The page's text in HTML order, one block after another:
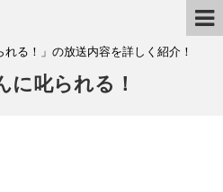
る！」の放送内容を詳しく紹介！
に叱られる！